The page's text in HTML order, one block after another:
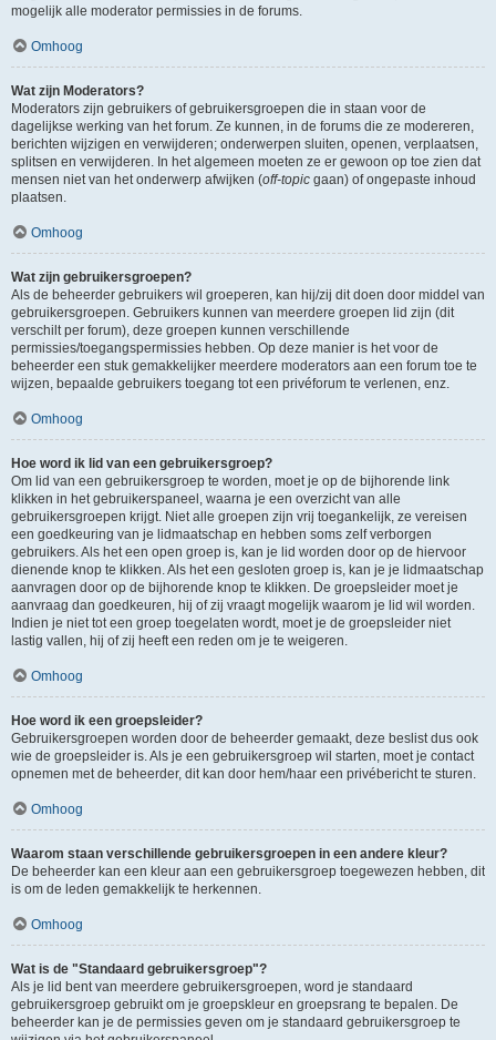
mogelijk alle moderator permissies in de forums.
Omhoog
Wat zijn Moderators?
Moderators zijn gebruikers of gebruikersgroepen die in staan voor de
dagelijkse werking van het forum. Ze kunnen, in de forums die ze modereren,
berichten wijzigen en verwijderen; onderwerpen sluiten, openen, verplaatsen,
splitsen en verwijderen. In het algemeen moeten ze er gewoon op toe zien dat
mensen niet van het onderwerp afwijken (off-topic gaan) of ongepaste inhoud
plaatsen.
Omhoog
Wat zijn gebruikersgroepen?
Als de beheerder gebruikers wil groeperen, kan hij/zij dit doen door middel van
gebruikersgroepen. Gebruikers kunnen van meerdere groepen lid zijn (dit
verschilt per forum), deze groepen kunnen verschillende
permissies/toegangspermissies hebben. Op deze manier is het voor de
beheerder een stuk gemakkelijker meerdere moderators aan een forum toe te
wijzen, bepaalde gebruikers toegang tot een privéforum te verlenen, enz.
Omhoog
Hoe word ik lid van een gebruikersgroep?
Om lid van een gebruikersgroep te worden, moet je op de bijhorende link
klikken in het gebruikerspaneel, waarna je een overzicht van alle
gebruikersgroepen krijgt. Niet alle groepen zijn vrij toegankelijk, ze vereisen
een goedkeuring van je lidmaatschap en hebben soms zelf verborgen
gebruikers. Als het een open groep is, kan je lid worden door op de hiervoor
dienende knop te klikken. Als het een gesloten groep is, kan je je lidmaatschap
aanvragen door op de bijhorende knop te klikken. De groepsleider moet je
aanvraag dan goedkeuren, hij of zij vraagt mogelijk waarom je lid wil worden.
Indien je niet tot een groep toegelaten wordt, moet je de groepsleider niet
lastig vallen, hij of zij heeft een reden om je te weigeren.
Omhoog
Hoe word ik een groepsleider?
Gebruikersgroepen worden door de beheerder gemaakt, deze beslist dus ook
wie de groepsleider is. Als je een gebruikersgroep wil starten, moet je contact
opnemen met de beheerder, dit kan door hem/haar een privébericht te sturen.
Omhoog
Waarom staan verschillende gebruikersgroepen in een andere kleur?
De beheerder kan een kleur aan een gebruikersgroep toegewezen hebben, dit
is om de leden gemakkelijk te herkennen.
Omhoog
Wat is de "Standaard gebruikersgroep"?
Als je lid bent van meerdere gebruikersgroepen, word je standaard
gebruikersgroep gebruikt om je groepskleur en groepsrang te bepalen. De
beheerder kan je de permissies geven om je standaard gebruikersgroep te